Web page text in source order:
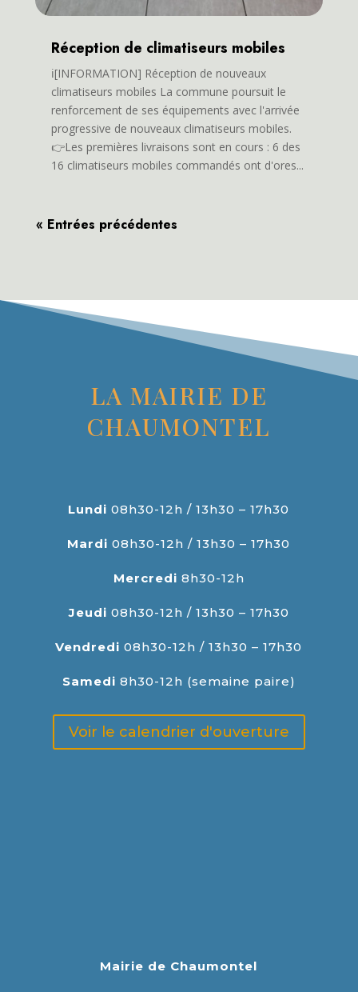
Réception de climatiseurs mobiles
ℹ️[INFORMATION] Réception de nouveaux
climatiseurs mobiles La commune poursuit le
renforcement de ses équipements avec l'arrivée
progressive de nouveaux climatiseurs mobiles.
👉Les premières livraisons sont en cours : 6 des
16 climatiseurs mobiles commandés ont d'ores...
« Entrées précédentes
LA MAIRIE DE
CHAUMONTEL
Lundi 08h30-12h / 13h30 – 17h30
Mardi08h30-12h / 13h30 – 17h30
Mercredi 8h30-12h
Jeudi 08h30-12h / 13h30 – 17h30
Vendredi 08h30-12h / 13h30 – 17h30
Samedi 8h30-12h (semaine paire)
Voir le calendrier d'ouverture
Mairie de Chaumontel